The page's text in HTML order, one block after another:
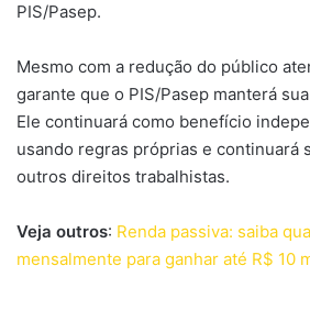
PIS/Pasep.
Mesmo com a redução do público
garante que o PIS/Pasep manterá
Ele continuará como benefício
usando regras próprias e continuará
outros direitos trabalhistas.
Veja outros: Renda passiva: saiba
mensalmente para ganhar até R$ 10